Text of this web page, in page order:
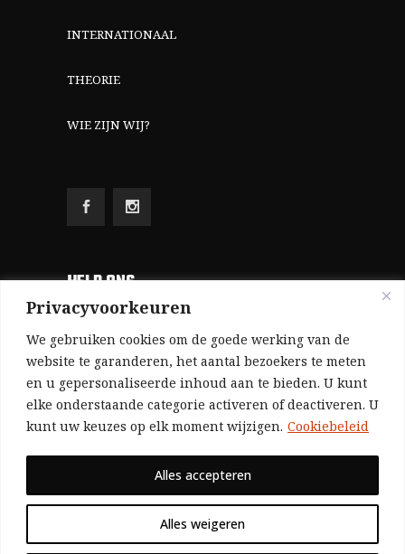
Privacyvoorkeuren
We gebruiken cookies om de goede werking van de
website te garanderen, het aantal bezoekers te meten
en u gepersonaliseerde inhoud aan te bieden. U kunt
elke onderstaande categorie activeren of deactiveren. U
kunt uw keuzes op elk moment wijzigen. Cookiebeleid
Alles weigeren
Alles accepteren
INTERNATIONAAL
THEORIE
WIE ZIJN WIJ?
HELP ONS
Aangezien we volledig zelf gefinancierd zijn
(zonder subsidies, zonder commerciële
advertenties en zonder rijke sponsors), zijn we
voor de publicatie van ons tijdschrift uitsluitend
afhankelijk van de financiële steun van onze
Bij voorbaat dank voor uw solidariteit.